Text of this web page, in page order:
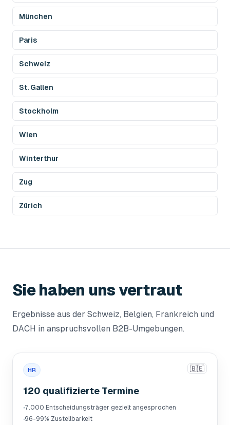
München
Paris
Schweiz
St. Gallen
Stockholm
Wien
Winterthur
Zug
Zürich
Sie haben uns vertraut
Ergebnisse aus der Schweiz, Belgien, Frankreich und
DACH in anspruchsvollen B2B-Umgebungen.
HR 🇧🇪
120 qualifizierte Termine
·7.000 Entscheidungsträger gezielt angesprochen
·96-99% Zustellbarkeit